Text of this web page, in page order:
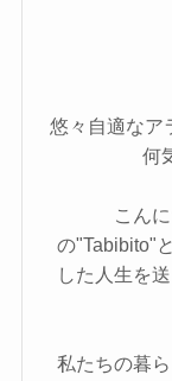
悠々自適なア
何
こん
の"Tabibito"
した人生を
私たちの暮